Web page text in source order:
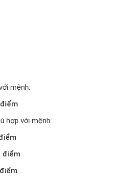
mệnh:
hợp với mệnh:
điểm